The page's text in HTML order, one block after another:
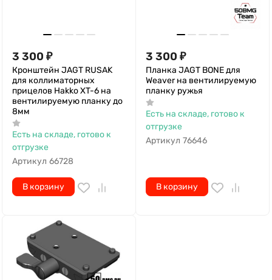
3 300 ₽
Кронштейн JAGT RUSAK
для коллиматорных
прицелов Hakko XT-6 на
вентилируемую планку до
8мм
Есть на складе, готово к
отгрузке
Артикул 66728
В корзину
3 300 ₽
Планка JAGT BONE для
Weaver на вентилируемую
планку ружья
Есть на складе, готово к
отгрузке
Артикул 76646
В корзину